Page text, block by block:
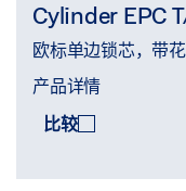
Cylinder EPC
欧标单边锁芯，带
产品详情
比较